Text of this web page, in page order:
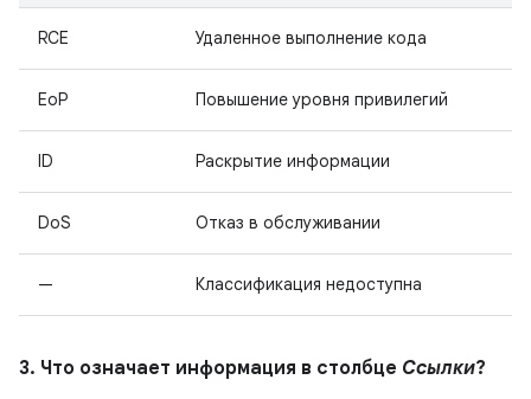
RCE Удаленное выполнение кода
EoP Повышение уровня привилегий
ID Раскрытие информации
DoS Отказ в обслуживании
— Классификация недоступна
3. Что означает информация в столбце Ссылки?